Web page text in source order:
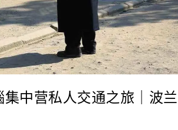
中营私人交通之旅｜波兰